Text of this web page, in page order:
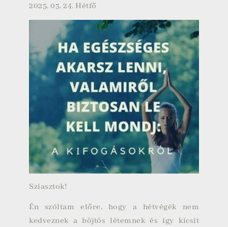
2025. 03. 24. Hétfő
Sziasztok!
Én szóltam előre, hogy a hétvégék nem
kedveznek a böjtös létemnek és így kicsit